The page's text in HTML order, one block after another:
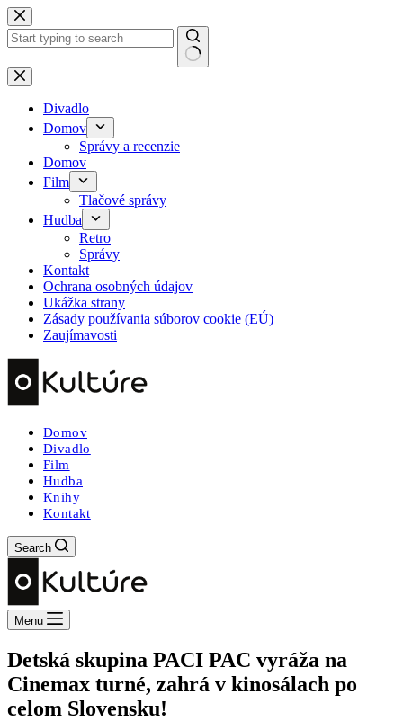
Skip
to
content
No
results
Divadlo
Domov
Správy a recenzie
Domov
Film
Tlačové správy
Hudba
Retro
Správy
Kontakt
Ochrana osobných údajov
Ukážka strany
Zásady používania súborov cookie (EÚ)
Zaujímavosti
Domov
Divadlo
Film
Hudba
Knihy
Kontakt
Search
Menu
Detská skupina PACI PAC vyráža na
Cinemax turné, zahrá v kinosálach po
celom Slovensku!